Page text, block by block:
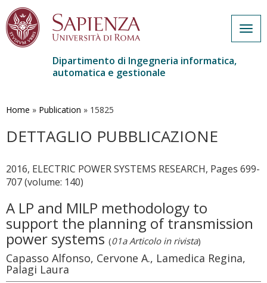
contenuto
Dipartimento di Ingegneria informatica,
automatica e gestionale
Home » Publication » 15825
DETTAGLIO PUBBLICAZIONE
2016, ELECTRIC POWER SYSTEMS RESEARCH, Pages 699-
707 (volume: 140)
A LP and MILP methodology to
support the planning of transmission
power systems (01a Articolo in rivista)
Capasso Alfonso, Cervone A., Lamedica Regina,
Palagi Laura